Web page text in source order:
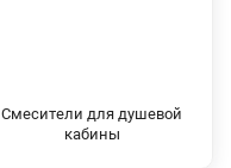
Смесители для душевой
кабины